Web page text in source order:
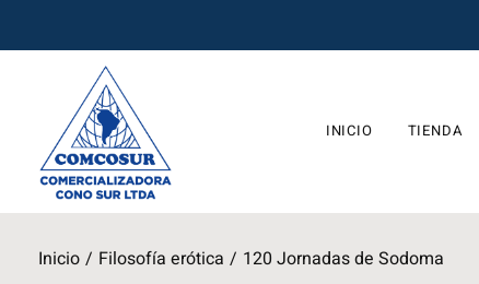
INICIO TIENDA
Inicio / Filosofía erótica / 120 Jornadas de Sodoma